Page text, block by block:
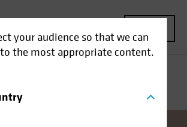
your audience so that we can
the most appropriate content.
fisso per il 2026: Fondamenta ed